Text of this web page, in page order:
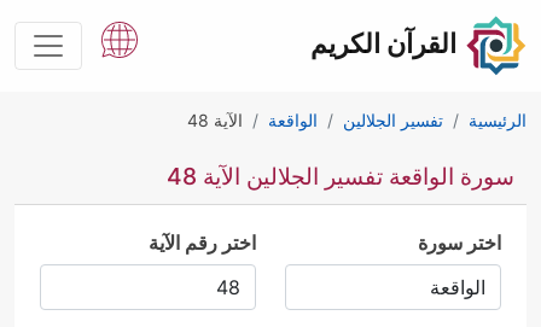
القرآن الكريم
الرئيسية تفسير الجلالين الواقعة الآية 48
سورة الواقعة تفسير الجلالين الآية 48
اختر سورة اختر رقم الآية